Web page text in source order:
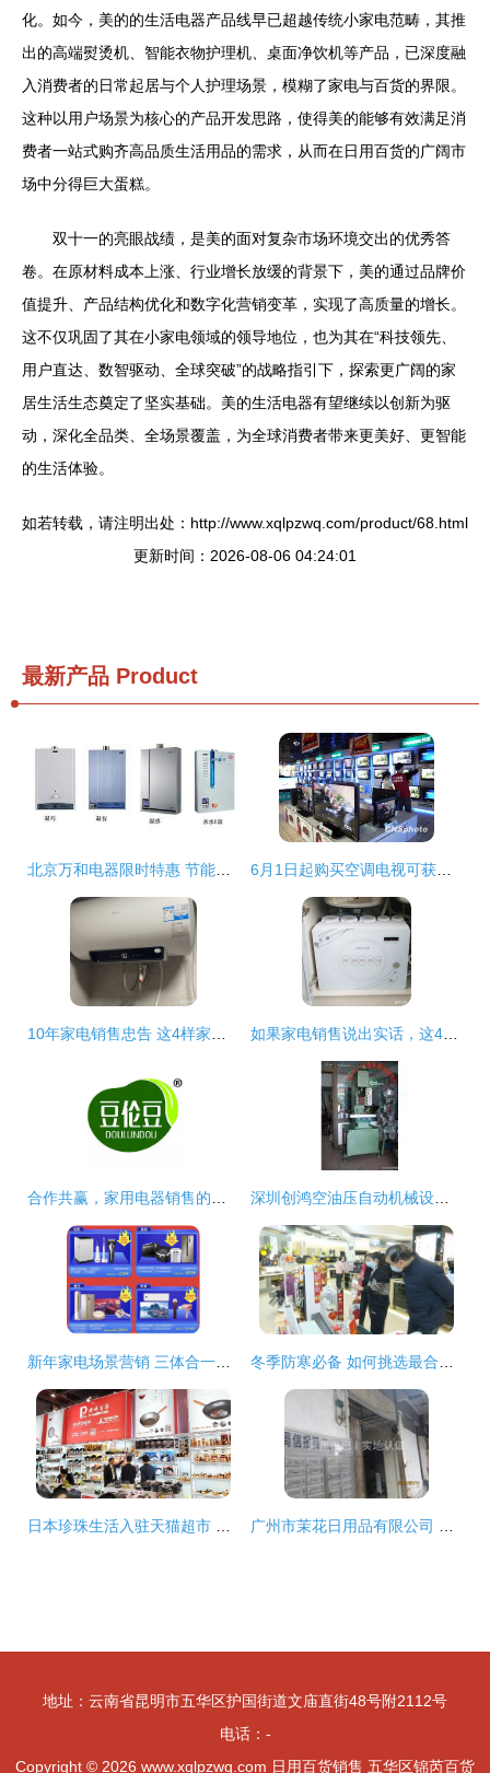
化。如今，美的的生活电器产品线早已超越传统小家电范畴，其推
出的高端熨烫机、智能衣物护理机、桌面净饮机等产品，已深度融
入消费者的日常起居与个人护理场景，模糊了家电与百货的界限。
这种以用户场景为核心的产品开发思路，使得美的能够有效满足消
费者一站式购齐高品质生活用品的需求，从而在日用百货的广阔市
场中分得巨大蛋糕。
双十一的亮眼战绩，是美的面对复杂市场环境交出的优秀答
卷。在原材料成本上涨、行业增长放缓的背景下，美的通过品牌价
值提升、产品结构优化和数字化营销变革，实现了高质量的增长。
这不仅巩固了其在小家电领域的领导地位，也为其在“科技领先、
用户直达、数智驱动、全球突破”的战略指引下，探索更广阔的家
居生活生态奠定了坚实基础。美的生活电器有望继续以创新为驱
动，深化全品类、全场景覆盖，为全球消费者带来更美好、更智能
的生活体验。
如若转载，请注明出处：http://www.xqlpzwq.com/product/68.html
更新时间：2026-08-06 04:24:01
最新产品 Product
地址：云南省昆明市五华区护国街道文庙直街48号附2112号
电话：-
Copyright © 2026 www.xqlpzwq.com 日用百货销售 五华区锦芮百货